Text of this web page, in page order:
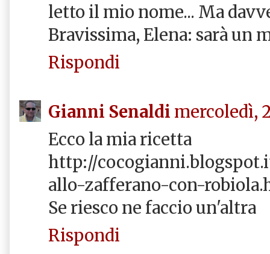
letto il mio nome... Ma
Bravissima, Elena: sarà un
Rispondi
Gianni Senaldi mercoledì,
Ecco la mia ricetta
http://
allo-zafferano-con-
Se riesco ne faccio un'altra
Rispondi